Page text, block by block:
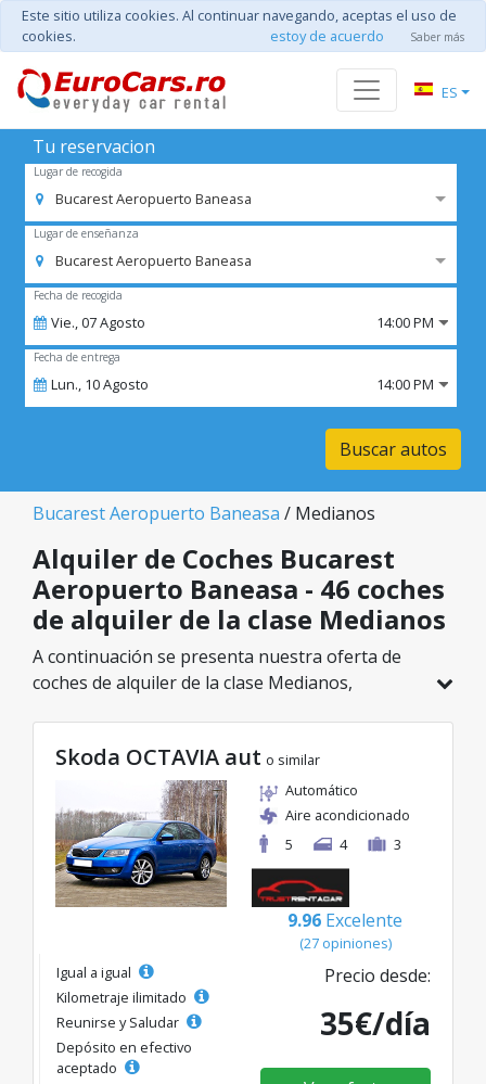
Este sitio utiliza cookies. Al continuar navegando, aceptas el uso de
cookies.
estoy de acuerdo Saber más
ES
Tu reservacion
Lugar de recogida
Bucarest Aeropuerto Baneasa
Lugar de enseñanza
Bucarest Aeropuerto Baneasa
Fecha de recogida
Vie.,07Agosto 14:00 PM
Fecha de entrega
Lun., 10Agosto 14:00 PM
Buscar autos
Bucarest Aeropuerto Baneasa / Medianos
Alquiler de Coches Bucarest
Aeropuerto Baneasa - 46 coches
de alquiler de la clase Medianos
A continuación se presenta nuestra oferta de
coches de alquiler de la clase Medianos,
puedes elegir el modelo ideal de la categoría
seleccionada, con tarifas excelentes desde solo
20€/día.
Skoda OCTAVIA aut o similar
Automático
Aire acondicionado
5
4 3
9.96 Excelente
(27 opiniones)
Igual a igual
Kilometraje ilimitado
Reunirse y Saludar
Depósito en efectivo
aceptado
Precio desde:
35€/día